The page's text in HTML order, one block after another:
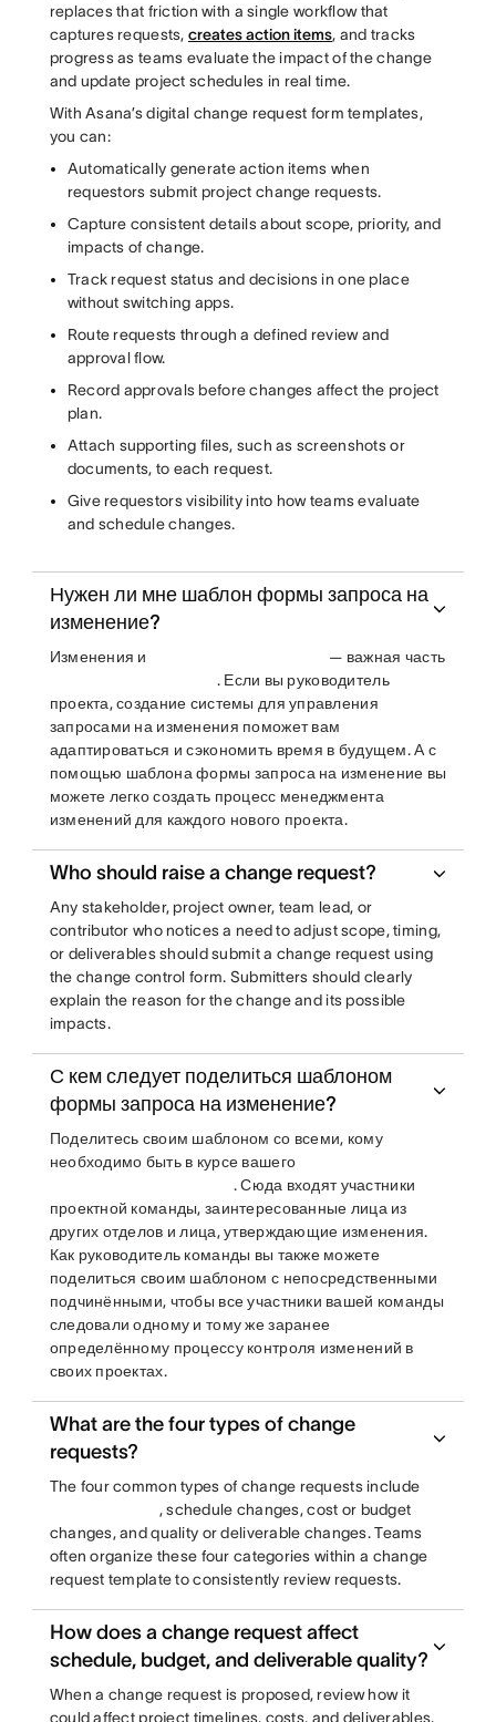
replaces that friction with a single workflow that
captures requests, creates action items, and tracks
progress as teams evaluate the impact of the change
and update project schedules in real time.
With Asana’s digital change request form templates,
you can:
Automatically generate action items when
requestors submit project change requests.
Capture consistent details about scope, priority, and
impacts of change.
Track request status and decisions in one place
without switching apps.
Route requests through a defined review and
approval flow.
Record approvals before changes affect the project
plan.
Attach supporting files, such as screenshots or
documents, to each request.
Give requestors visibility into how teams evaluate
and schedule changes.
Нужен ли мне шаблон формы запроса на
изменение?
Изменения и
— важная часть
. Если вы руководитель
проекта, создание системы для управления
запросами на изменения поможет вам
адаптироваться и сэкономить время в будущем. А с
помощью шаблона формы запроса на изменение вы
можете легко создать процесс менеджмента
изменений для каждого нового проекта.
Who should raise a change request?
Any stakeholder, project owner, team lead, or
contributor who notices a need to adjust scope, timing,
or deliverables should submit a change request using
the change control form. Submitters should clearly
explain the reason for the change and its possible
impacts.
С кем следует поделиться шаблоном
формы запроса на изменение?
Поделитесь своим шаблоном со всеми, кому
необходимо быть в курсе вашего
. Сюда входят участники
проектной команды, заинтересованные лица из
других отделов и лица, утверждающие изменения.
Как руководитель команды вы также можете
поделиться своим шаблоном с непосредственными
подчинёнными, чтобы все участники вашей команды
следовали одному и тому же заранее
определённому процессу контроля изменений в
своих проектах.
What are the four types of change
requests?
The four common types of change requests include
, schedule changes, cost or budget
changes, and quality or deliverable changes. Teams
often organize these four categories within a change
request template to consistently review requests.
How does a change request affect
schedule, budget, and deliverable quality?
When a change request is proposed, review how it
could affect project timelines, costs, and deliverables.